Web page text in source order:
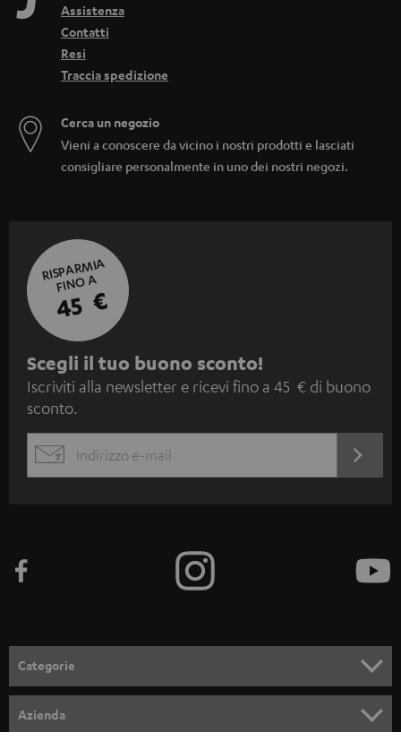
Assistenza
Contatti
Resi
Traccia spedizione
Cerca un negozio
Vieni a conoscere da vicino i nostri prodotti e lasciati
consigliare personalmente in uno dei nostri negozi.
RISPARMIA
FINO A
45 €
I
s
c
i
n
l
l
a
Scegli il tuo buono sconto!
Iscriviti alla newsletter e ricevi fino a 45 € di buono
sconto.
EMAIL
ORA
Categorie
Azienda